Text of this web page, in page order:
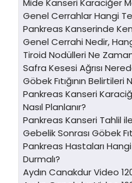
Mide Kanseri Karaciğer
Genel Cerrahlar Hangi
Pankreas Kanserinde
Genel Cerrahi Nedir,
Tiroid Nodülleri Ne
Safra Kesesi Ağrısı
Göbek Fıtığının Belirtileri
Pankreas Kanseri
Nasıl Planlanır?
Pankreas Kanseri Tahlil
Gebelik Sonrası Göbek
Pankreas Hastaları
Durmalı?
Aydın Canakdur Video